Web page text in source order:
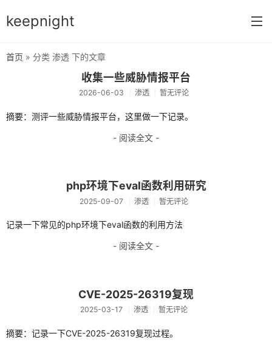
keepnight
首页
分类
网络编程
c语言
typecho指南
网络配置
python
python爬虫
selenium
首页 » 分类 渗透 下的文章
收集一些威胁情报平台
2026-06-03 渗透 暂无评论
摘要：测评一些威胁情报平台，这里做一下记录。
- 阅读全文 -
php环境下eval函数利用研究
2025-09-07 渗透 暂无评论
记录一下常见的php环境下eval函数的利用方法
- 阅读全文 -
CVE-2025-26319复现
2025-03-17 渗透 暂无评论
摘要：记录一下CVE-2025-26319复现过程。